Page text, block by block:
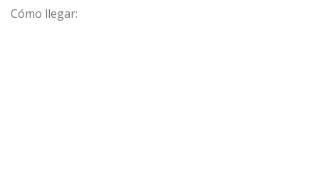
Cómo llegar: